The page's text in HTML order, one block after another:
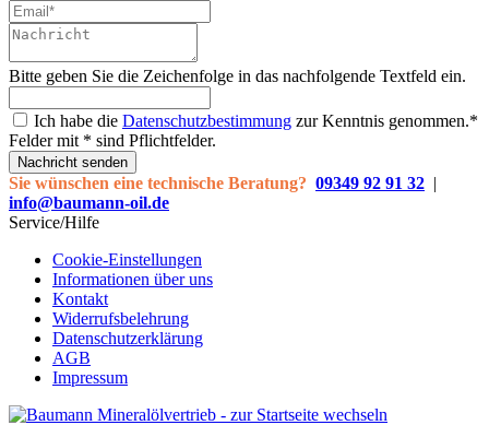
Bitte geben Sie die Zeichenfolge in das nachfolgende Textfeld ein.
Ich habe die Datenschutzbestimmung zur Kenntnis genommen.*
Felder mit * sind Pflichtfelder.
Nachricht senden
Sie wünschen eine technische Beratung? 09349 92 91 32 |
info@baumann-oil.de
Service/Hilfe
Cookie-Einstellungen
Informationen über uns
Kontakt
Widerrufsbelehrung
Datenschutzerklärung
AGB
Impressum